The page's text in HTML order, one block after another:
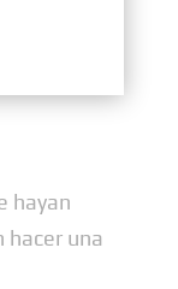
hayan
hacer una